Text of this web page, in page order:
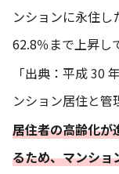
ンションに永住
62.8％まで上昇し
「出典： 平成 30
ンション居住と管
居住者の高齢化が
るため、マンショ